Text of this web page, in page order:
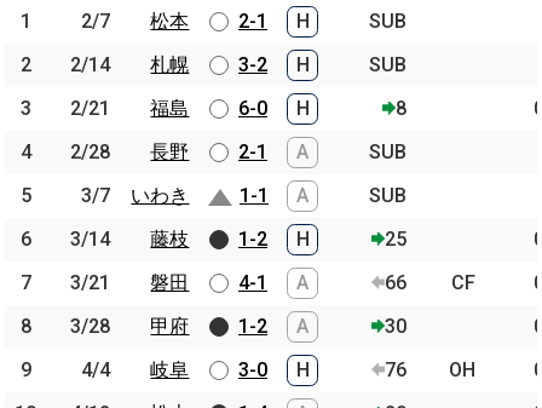
節 開催日 相手 スコア 出場時間
1 2/7 松本 2-1 H
SUB
2
2/14 札幌 3-2 H
SUB
3
2/21 福島 6-0 H 8
4
2/28 長野 2-1 A
SUB
5
3/7 いわき 1-1 A
SUB
6
3/14 藤枝 1-2 H 25
7
3/21 磐田 4-1 A 66 CF
8
3/28 甲府 1-2 A 30
9
4/4 岐阜 3-0 H 76 OH
1 2/7
松本
2
2/14
札幌
3
2/21
福島
4
2/28
長野
5
3/7
いわき
6
3/14
藤枝
7
3/21
磐田
8
3/28
甲府
9
4/4
岐阜